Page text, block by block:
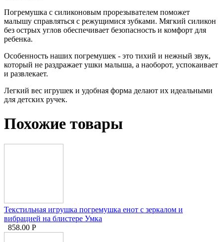
Погремушка с силиконовым прорезывателем поможет
малышу справляться с режущимися зубками. Мягкий силикон
без острых углов обеспечивает безопасность и комфорт для
ребенка.
Особенность наших погремушек - это тихий и нежный звук,
который не раздражает ушки малыша, а наоборот, успокаивает
и развлекает.
Легкий вес игрушек и удобная форма делают их идеальными
для детских ручек.
Похожие товары
Текстильная игрушка погремушка енот с зеркалом и
вибрацией на блистере Умка
858.00 Р